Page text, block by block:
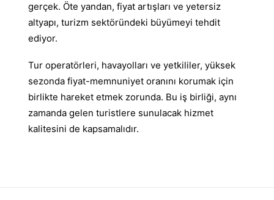
gerçek. Öte yandan, fiyat artışları ve yetersiz
altyapı, turizm sektöründeki büyümeyi tehdit
ediyor.
Tur operatörleri, havayolları ve yetkililer, yüksek
sezonda fiyat-memnuniyet oranını korumak için
birlikte hareket etmek zorunda. Bu iş birliği, aynı
zamanda gelen turistlere sunulacak hizmet
kalitesini de kapsamalıdır.